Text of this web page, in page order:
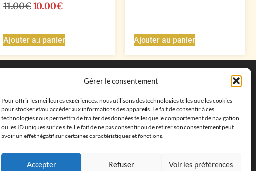
Gérer le consentement
Pour offrir les meilleures expériences, nous utilisons des technologies telles que les cookies
pour stocker et/ou accéder aux informations des appareils. Le fait de consentir à ces
technologies nous permettra de traiter des données telles que le comportement de navigation
ou les ID uniques sur ce site. Le fait de ne pas consentir ou de retirer son consentement peut
avoir un effet négatif sur certaines caractéristiques et fonctions.
Accepter Refuser Voir les préférences
11.00€10.00€
Ajouter au panier Ajouter au panier
Coordonnées
cléments, 13500 Martigues, France
Téléphone : ‭+33652313256‬
Email :feves.collecstore@gmail.com